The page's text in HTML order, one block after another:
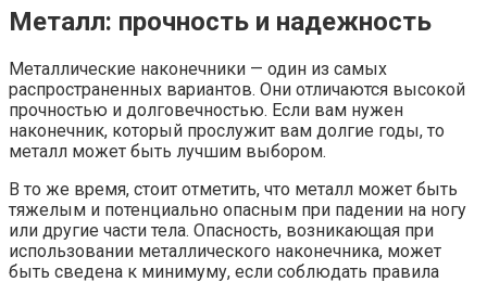
Металл: прочность и надежность
Металлические наконечники — один из самых
распространенных вариантов. Они отличаются высокой
прочностью и долговечностью. Если вам нужен
наконечник, который прослужит вам долгие годы, то
металл может быть лучшим выбором.
В то же время, стоит отметить, что металл может быть
тяжелым и потенциально опасным при падении на ногу
или другие части тела. Опасность, возникающая при
использовании металлического наконечника, может
быть сведена к минимуму, если соблюдать правила